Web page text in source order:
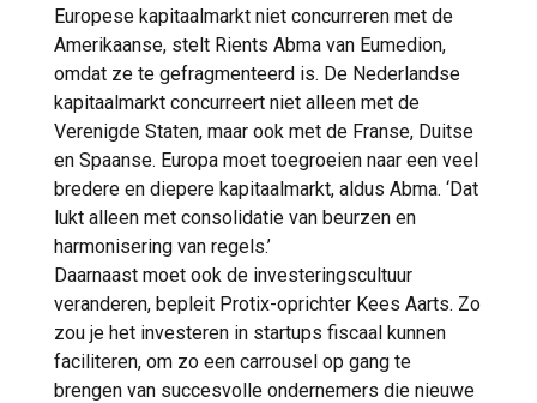
Europese kapitaalmarkt niet concurreren met de
Amerikaanse, stelt Rients Abma van Eumedion,
omdat ze te gefragmenteerd is. De Nederlandse
kapitaalmarkt concurreert niet alleen met de
Verenigde Staten, maar ook met de Franse, Duitse
en Spaanse. Europa moet toegroeien naar een veel
bredere en diepere kapitaalmarkt, aldus Abma. ‘Dat
lukt alleen met consolidatie van beurzen en
harmonisering van regels.’
Daarnaast moet ook de investeringscultuur
veranderen, bepleit Protix-oprichter Kees Aarts. Zo
zou je het investeren in startups fiscaal kunnen
faciliteren, om zo een carrousel op gang te
brengen van succesvolle ondernemers die nieuwe